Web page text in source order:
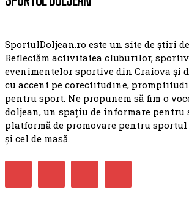
SportulDoljean.ro este un site de știri
Reflectăm activitatea cluburilor,
evenimentelor sportive din Craiova și
cu accent pe corectitudine,
pentru sport. Ne propunem să fim o
doljean, un spațiu de informare pentru
platformă de promovare pentru
și cel de masă.